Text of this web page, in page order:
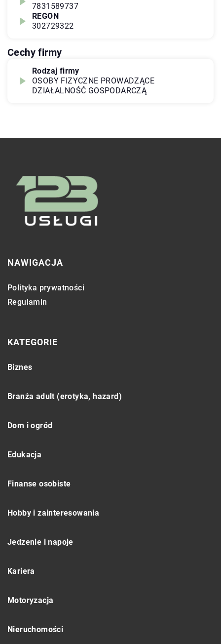
7831589737
REGON
302729322
Cechy firmy
Rodzaj firmy
OSOBY FIZYCZNE PROWADZĄCE
DZIAŁALNOŚĆ GOSPODARCZĄ
NAWIGACJA
Polityka prywatności
Regulamin
KATEGORIE
Biznes
Branża adult (erotyka, hazard)
Dom i ogród
Edukacja
Finanse osobiste
Hobby i zainteresowania
Jedzenie i napoje
Kariera
Motoryzacja
Nieruchomości